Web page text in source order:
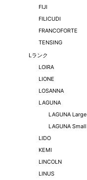
FIJI
FILICUDI
FRANCOFORTE
TENSING
Lランク
LOIRA
LIONE
LOSANNA
LAGUNA
LAGUNA Large
LAGUNA Small
LIDO
KEMI
LINCOLN
LINUS